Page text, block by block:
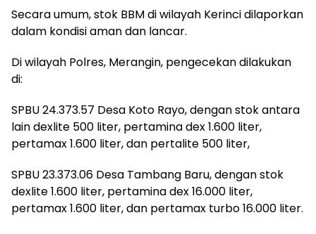
Secara umum, stok BBM di wilayah Kerinci dilaporkan
dalam kondisi aman dan lancar.
Di wilayah Polres, Merangin, pengecekan dilakukan
di:
SPBU 24.373.57 Desa Koto Rayo, dengan stok antara
lain dexlite 500 liter, pertamina dex 1.600 liter,
pertamax 1.600 liter, dan pertalite 500 liter,
SPBU 23.373.06 Desa Tambang Baru, dengan stok
dexlite 1.600 liter, pertamina dex 16.000 liter,
pertamax 1.600 liter, dan pertamax turbo 16.000 liter.